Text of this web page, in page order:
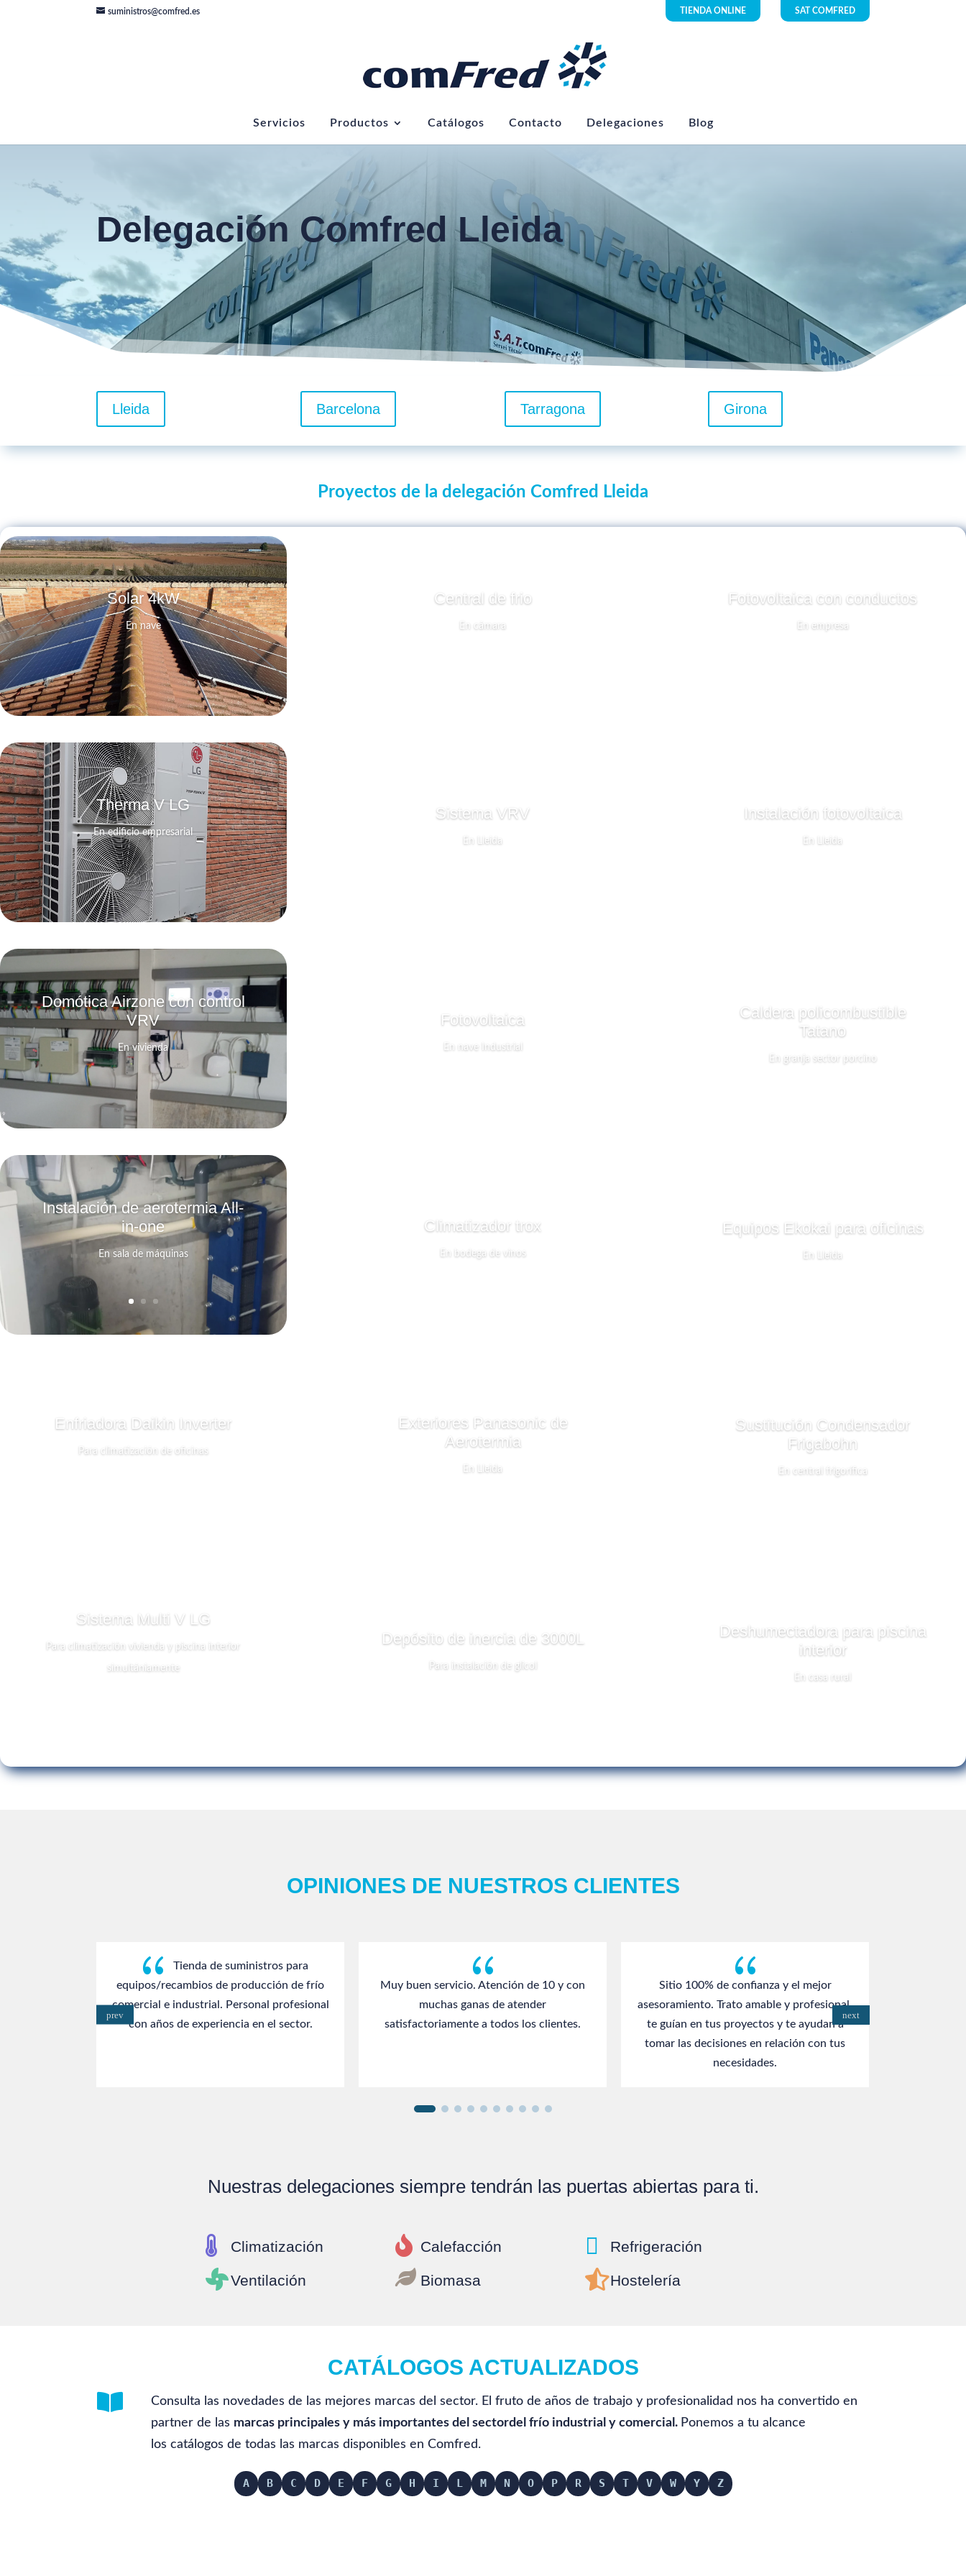
suministros@comfred.es TIENDA ONLINE SAT COMFRED
Servicios Productos Catálogos Contacto Delegaciones Blog
Delegación Comfred Lleida
Lleida Barcelona Tarragona Girona
Proyectos de la delegación Comfred Lleida
Solar 4kW
En nave
Therma V LG
En edificio empresarial
Domótica Airzone con control
VRV
En vivienda
Instalación de aerotermia All-
in-one
En sala de máquinas
Enfriadora Daikin Inverter
Para climatización de oficinas
Sistema Multi V LG
Para climatización vivienda y piscina interior
simultániamente
Central de frio
En cámara
Sistema VRV
En Lleida
Fotovoltaica
En nave Industrial
Climatizador trox
En bodega de vinos
Exteriores Panasonic de
Aerotermia
En Lleida
Depósito de inercia de 3000L
Para instalación de glicol
Fotovoltaica con conductos
En empresa
Instalación fotovoltaica
En Lleida
Caldera policombustible
Tatano
En granja sector porcino
Equipos Ekokai para oficinas
En Lleida
Sustitución Condensador
Frigabohn
En central frigorífica
Deshumectadora para piscina
interior
En casa rural
OPINIONES DE NUESTROS CLIENTES
{
Tienda de suministros para
equipos/recambios de producción de frío
comercial e industrial. Personal profesional
con años de experiencia en el sector.
{
Muy buen servicio. Atención de 10 y con
muchas ganas de atender
satisfactoriamente a todos los clientes.
{
Sitio 100% de confianza y el mejor
asesoramiento. Trato amable y profesional,
te guían en tus proyectos y te ayudan a
tomar las decisiones en relación con tus
necesidades.
Nuestras delegaciones siempre tendrán las puertas abiertas para ti.
 Climatización  Calefacción  Refrigeración
Ventilación  Biomasa Hostelería
CATÁLOGOS ACTUALIZADOS

Consulta las novedades de las mejores marcas del sector. El fruto de años de trabajo y profesionalidad nos ha convertido en
partner de las marcas principales y más importantes del sectordel frío industrial y comercial. Ponemos a tu alcance
los catálogos de todas las marcas disponibles en Comfred.
A B C D E F G H I L M N O P R S T V W Y Z